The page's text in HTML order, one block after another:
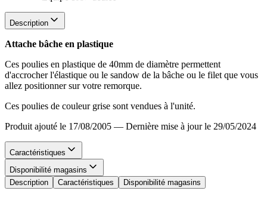
Description
Attache bâche en plastique
Ces poulies en plastique de 40mm de diamètre permettent
d'accrocher l'élastique ou le sandow de la bâche ou le filet que vous
allez positionner sur votre remorque.
Ces poulies de couleur grise sont vendues à l'unité.
Produit ajouté le 17/08/2005 — Dernière mise à jour le 29/05/2024
Caractéristiques
Disponibilité magasins
Description
Caractéristiques Disponibilité magasins